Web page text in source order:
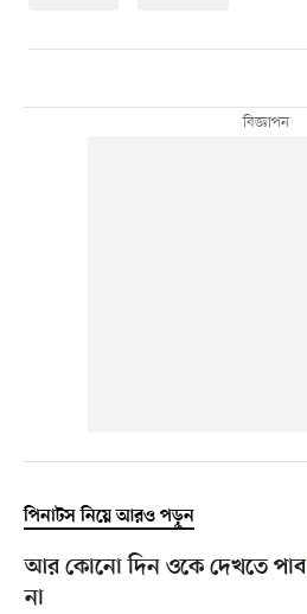
পিনাটস নিয়ে আরও পড়ুন
আর কোনো দিন ওকে দেখতে পাব
না